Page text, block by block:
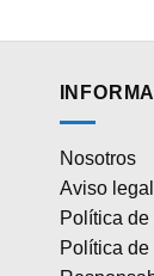
Nosotros
Aviso legal
Política de
Política